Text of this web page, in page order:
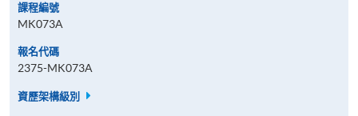
課程編號
MK073A
報名代碼
2375-MK073A
資歷架構級別